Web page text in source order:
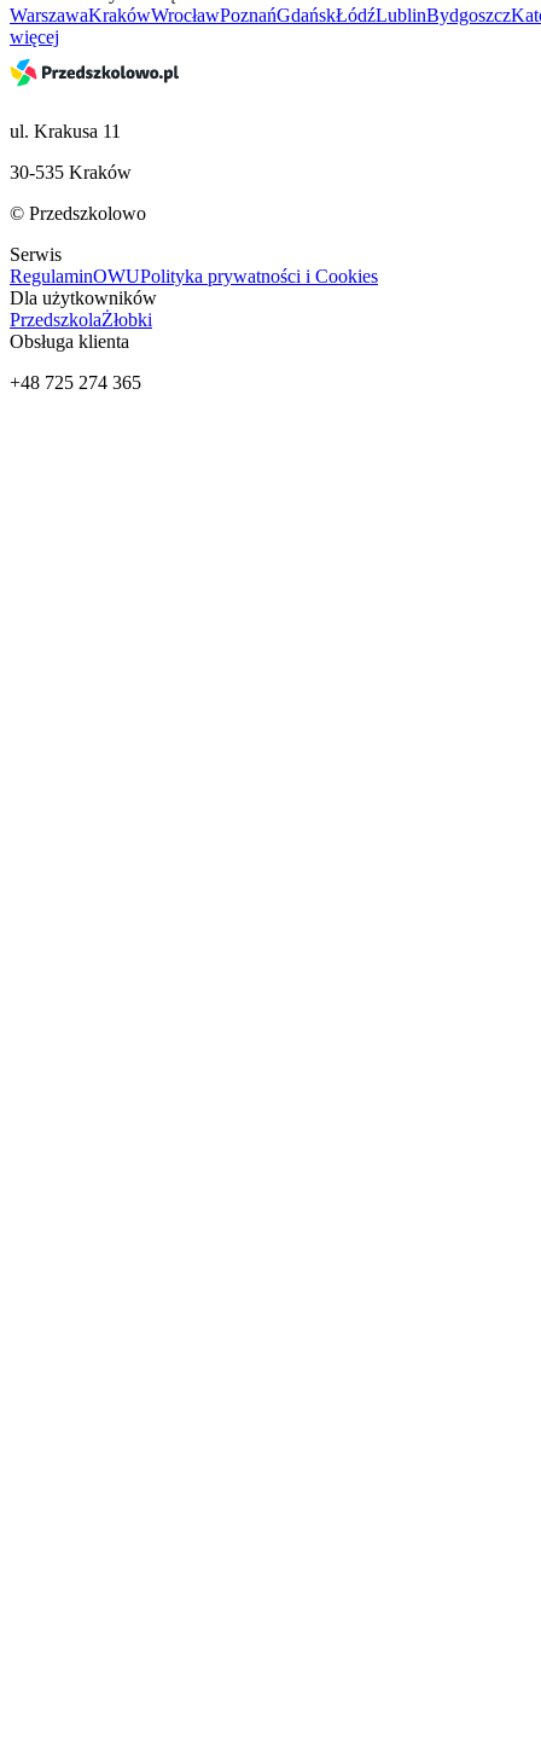
WarszawaKrakówWrocławPoznańGdańskŁódźLublinBydgoszcz
więcej
ul. Krakusa 11
30-535 Kraków
© Przedszkolowo
Serwis
RegulaminOWUPolityka prywatności i Cookies
Dla użytkowników
PrzedszkolaŻłobki
Obsługa klienta
+48 725 274 365